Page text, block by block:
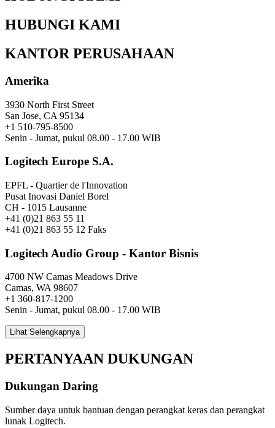
HUBUNGI KAMI
KANTOR PERUSAHAAN
Amerika
3930 North First Street
San Jose, CA 95134
+1 510-795-8500
Senin - Jumat, pukul 08.00 - 17.00 WIB
Logitech Europe S.A.
EPFL - Quartier de l'Innovation
Pusat Inovasi Daniel Borel
CH - 1015 Lausanne
+41 (0)21 863 55 11
+41 (0)21 863 55 12 Faks
Logitech Audio Group - Kantor Bisnis
4700 NW Camas Meadows Drive
Camas, WA 98607
+1 360-817-1200
Senin - Jumat, pukul 08.00 - 17.00 WIB
Lihat Selengkapnya
PERTANYAAN DUKUNGAN
Dukungan Daring
Sumber daya untuk bantuan dengan perangkat keras dan perangkat
lunak Logitech.